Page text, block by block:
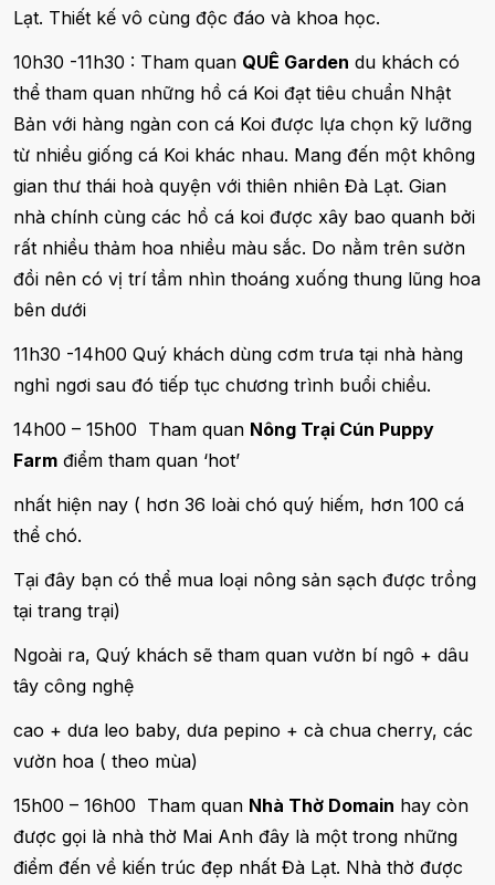
Lạt. Thiết kế vô cùng độc đáo và khoa học.
10h30 -11h30 : Tham quan QUÊ Garden du khách có
thể tham quan những hồ cá Koi đạt tiêu chuẩn Nhật
Bản với hàng ngàn con cá Koi được lựa chọn kỹ lưỡng
từ nhiều giống cá Koi khác nhau. Mang đến một không
gian thư thái hoà quyện với thiên nhiên Đà Lạt. Gian
nhà chính cùng các hồ cá koi được xây bao quanh bởi
rất nhiều thảm hoa nhiều màu sắc. Do nằm trên sườn
đồi nên có vị trí tầm nhìn thoáng xuống thung lũng hoa
bên dưới
11h30 -14h00 Quý khách dùng cơm trưa tại nhà hàng
nghỉ ngơi sau đó tiếp tục chương trình buổi chiều.
14h00 – 15h00 Tham quan Nông Trại Cún Puppy
Farm điểm tham quan ‘hot’
nhất hiện nay ( hơn 36 loài chó quý hiếm, hơn 100 cá
thể chó.
Tại đây bạn có thể mua loại nông sản sạch được trồng
tại trang trại)
Ngoài ra, Quý khách sẽ tham quan vườn bí ngô + dâu
tây công nghệ
cao + dưa leo baby, dưa pepino + cà chua cherry, các
vườn hoa ( theo mùa)
15h00 – 16h00 Tham quan Nhà Thờ Domain hay còn
được gọi là nhà thờ Mai Anh đây là một trong những
điểm đến về kiến trúc đẹp nhất Đà Lạt. Nhà thờ được